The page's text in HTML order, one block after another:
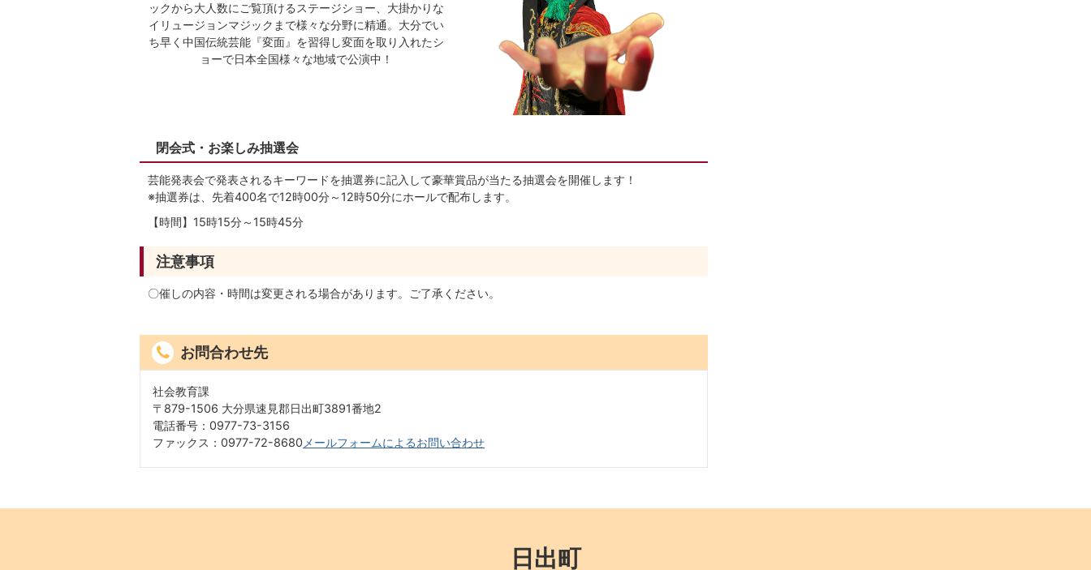
ックから大人数にご覧頂けるステージショー、大掛かりな
イリュージョンマジックまで様々な分野に精通。大分でい
ち早く中国伝統芸能『変面』を習得し変面を取り入れたシ
ョーで日本全国様々な地域で公演中！
閉会式・お楽しみ抽選会
芸能発表会で発表されるキーワードを抽選券に記入して豪華賞品が当たる抽選会を開催します！
※抽選券は、先着400名で12時00分～12時50分にホールで配布します。
【時間】15時15分～15時45分
注意事項
〇催しの内容・時間は変更される場合があります。ご了承ください。
お問合わせ先
社会教育課
〒879-1506 大分県速見郡日出町3891番地2
電話番号：0977-73-3156
ファックス：0977-72-8680 メールフォームによるお問い合わせ
日出町